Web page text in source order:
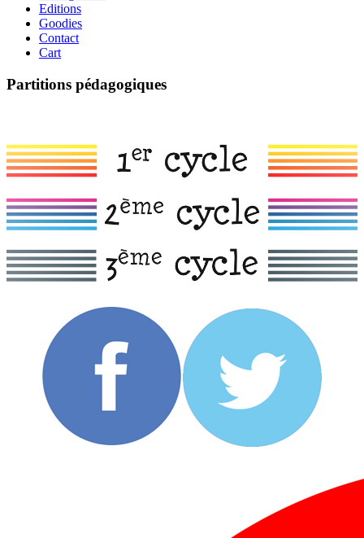
Editions
Goodies
Contact
Cart
Partitions pédagogiques